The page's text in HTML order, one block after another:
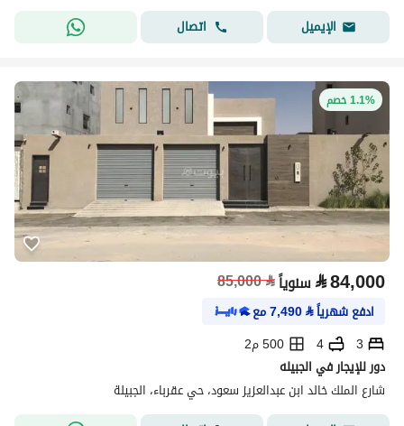
الإيميل
اتصال
1.1% خصم
⃁84,000 سنوياً⃁
85,000
ادفع شهرياً⃁
7,490مع
3
4
500 م2
دور للإيجار في الجبيله
شارع الملك خالد ابن عبدالعزيز سعود، حي عقرباء، الجبيلة